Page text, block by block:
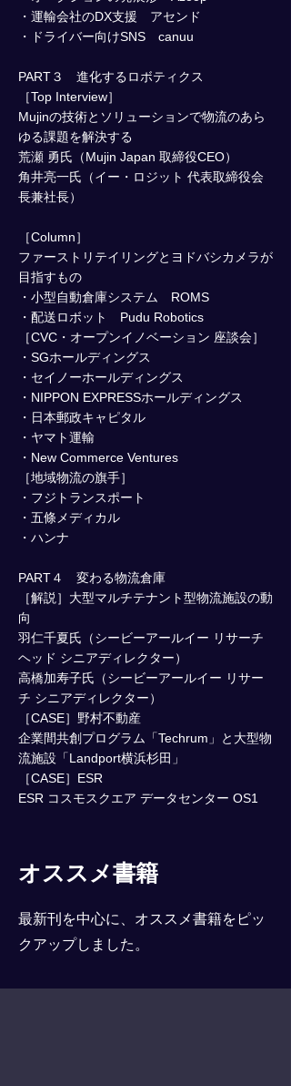
・運輸会社のDX支援 アセンド
・ドライバー向けSNS canuu
PART３ 進化するロボティクス
［Top Interview］
Mujinの技術とソリューションで物流のあら
ゆる課題を解決する
荒瀬 勇氏（Mujin Japan 取締役CEO）
角井亮一氏（イー・ロジット 代表取締役会
長兼社長）
［Column］
ファーストリテイリングとヨドバシカメラが
目指すもの
・小型自動倉庫システム ROMS
・配送ロボット Pudu Robotics
［CVC・オープンイノベーション 座談会］
・SGホールディングス
・セイノーホールディングス
・NIPPON EXPRESSホールディングス
・日本郵政キャピタル
・ヤマト運輸
・New Commerce Ventures
［地域物流の旗手］
・フジトランスポート
・五條メディカル
・ハンナ
PART４ 変わる物流倉庫
［解説］大型マルチテナント型物流施設の動
向
羽仁千夏氏（シービーアールイー リサーチ
ヘッド シニアディレクター）
高橋加寿子氏（シービーアールイー リサー
チ シニアディレクター）
［CASE］野村不動産
企業間共創プログラム「Techrum」と大型物
流施設「Landport横浜杉田」
［CASE］ESR
ESR コスモスクエア データセンター OS1
オススメ書籍
最新刊を中心に、オススメ書籍をピッ
クアップしました。